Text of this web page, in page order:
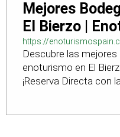
Mejores
El Bierzo |
https://
bodegas-en-leon
Descubre las
enoturismo en El
¡Reserva Directa con